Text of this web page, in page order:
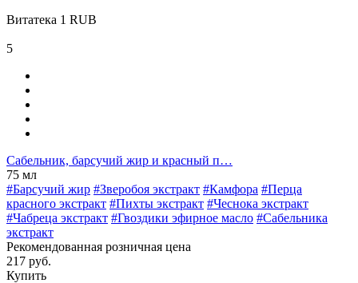
Витатека 1 RUB
5
Сабельник, барсучий жир и красный п…
75 мл
#Барсучий жир #Зверобоя экстракт #Камфора #Перца
красного экстракт #Пихты экстракт #Чеснока экстракт
#Чабреца экстракт #Гвоздики эфирное масло #Сабельника
экстракт
Рекомендованная розничная цена
217 руб.
Купить